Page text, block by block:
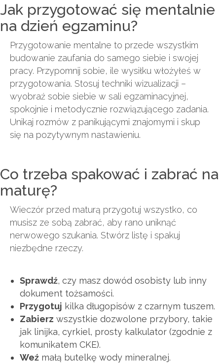
Jak przygotować się mentalnie
na dzień egzaminu?
Przygotowanie mentalne to przede wszystkim
budowanie zaufania do samego siebie i swojej
pracy. Przypomnij sobie, ile wysiłku włożyłeś w
przygotowania. Stosuj techniki wizualizacji –
wyobraź sobie siebie w sali egzaminacyjnej,
spokojnie i metodycznie rozwiązującego zadania.
Unikaj rozmów z panikującymi znajomymi i skup
się na pozytywnym nastawieniu.
Co trzeba spakować i zabrać na
maturę?
Wieczór przed maturą przygotuj wszystko, co
musisz ze sobą zabrać, aby rano uniknąć
nerwowego szukania. Stwórz listę i spakuj
niezbędne rzeczy.
Sprawdź, czy masz dowód osobisty lub inny
dokument tożsamości.
Przygotuj kilka długopisów z czarnym tuszem.
Zabierz wszystkie dozwolone przybory, takie
jak linijka, cyrkiel, prosty kalkulator (zgodnie z
komunikatem CKE).
Weź małą butelkę wody mineralnej.